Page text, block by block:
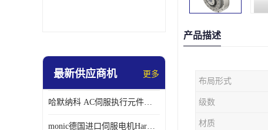
最新供应商机 更多
哈默纳科 AC伺服执行元件扁平型SHA系列 议价
monic德国进口伺服电机Har中国总代理单价
产品描述
布局形式
级数
材质